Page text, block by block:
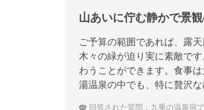
山あいに佇む静かで景
ご予算の範囲であれば、露
木々の緑が迫り実に素敵で
わうことができます。食事
湯温泉の中でも、特に贅沢
回答された質問： 九重の温泉宿